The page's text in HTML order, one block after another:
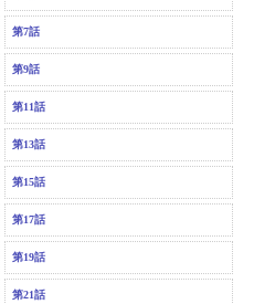
第7話
第9話
第11話
第13話
第15話
第17話
第19話
第21話